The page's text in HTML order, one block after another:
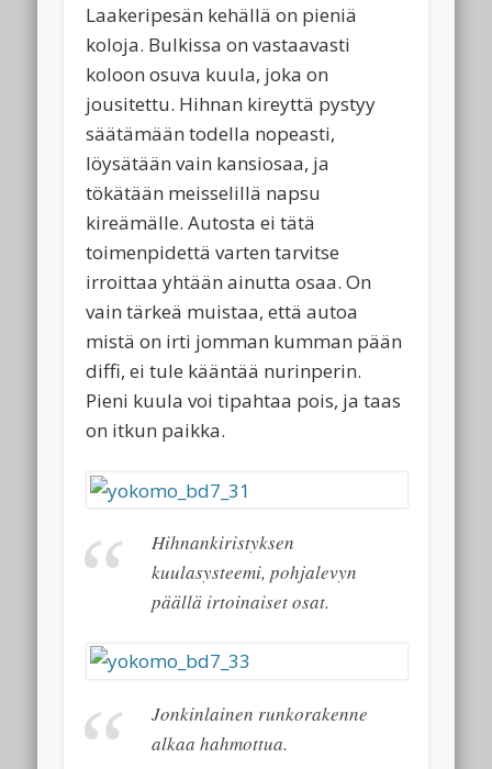
Laakeripesän kehällä on pieniä
koloja. Bulkissa on vastaavasti
koloon osuva kuula, joka on
jousitettu. Hihnan kireyttä pystyy
säätämään todella nopeasti,
löysätään vain kansiosaa, ja
tökätään meisselillä napsu
kireämälle. Autosta ei tätä
toimenpidettä varten tarvitse
irroittaa yhtään ainutta osaa. On
vain tärkeä muistaa, että autoa
mistä on irti jomman kumman pään
diffi, ei tule kääntää nurinperin.
Pieni kuula voi tipahtaa pois, ja taas
on itkun paikka.
Hihnankiristyksen
kuulasysteemi, pohjalevyn
päällä irtoinaiset osat.
Jonkinlainen runkorakenne
alkaa hahmottua.